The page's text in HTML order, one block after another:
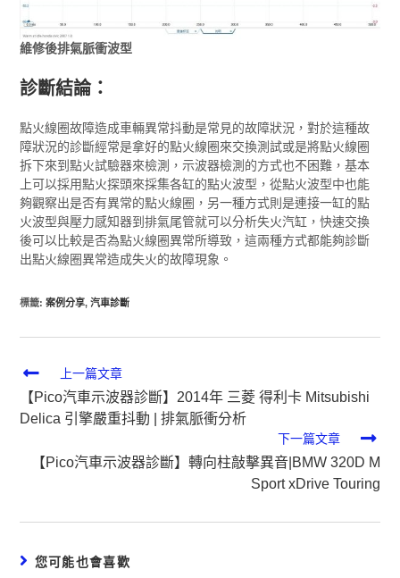
維修後排氣脈衝波型
診斷結論：
點火線圈故障造成車輛異常抖動是常見的故障狀況，對於這種故
障狀況的診斷經常是拿好的點火線圈來交換測試或是將點火線圈
拆下來到點火試驗器來檢測，示波器檢測的方式也不困難，基本
上可以採用點火探頭來採集各缸的點火波型，從點火波型中也能
夠觀察出是否有異常的點火線圈，另一種方式則是連接一缸的點
火波型與壓力感知器到排氣尾管就可以分析失火汽缸，快速交換
後可以比較是否為點火線圈異常所導致，這兩種方式都能夠診斷
出點火線圈異常造成失火的故障現象。
標籤:案例分享, 汽車診斷
上一篇文章
【Pico汽車示波器診斷】2014年 三菱 得利卡 Mitsubishi
Delica 引擎嚴重抖動 | 排氣脈衝分析
下一篇文章
【Pico汽車示波器診斷】轉向柱敲擊異音|BMW 320D M
Sport xDrive Touring
您可能也會喜歡